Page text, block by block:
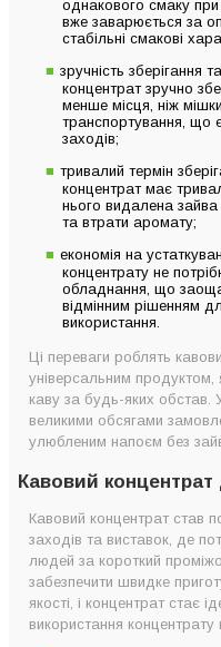
однакового смаку при
вже заварюється за
стабільні смакові
зручність зберігання
концентрат зручно
менше місця, ніж
транспортування, що
заходів;
тривалий термін
концентрат має
нього видалена
та втрати аромату;
економія на
концентрату не
обладнання, що
відмінним рішенням
використання.
Ці переваги роблять
універсальним
каву за будь-яких обстав.
великими обсягами
улюбленим напоєм без
Кавовий концентрат
Кавовий концентрат став
заходів та виставок, де
людей за короткий
забезпечити швидке
якості, і концентрат стає
використання